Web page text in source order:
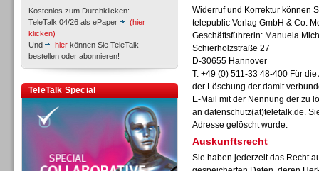
Kostenlos zum Durchklicken:
TeleTalk 04/26 als ePaper
(hier
klicken)
Und
hier können Sie TeleTalk
bestellen oder abonnieren!
TeleTalk Special
Personal
Personal
Widerruf und Korrektur können
telepublic Verlag GmbH & Co.
Geschäftsführerin: Manuela
Schierholzstraße 27
D-30655 Hannover
T: +49 (0) 511-33 48-400 Für
der Löschung der damit
E-Mail mit der Nennung der zu
an datenschutz(at)teletalk.de.
Adresse gelöscht wurde.
Auskunftsrecht
Sie haben jederzeit das Recht